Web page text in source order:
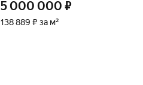
5 000 000 ₽
138 889 ₽ за м²